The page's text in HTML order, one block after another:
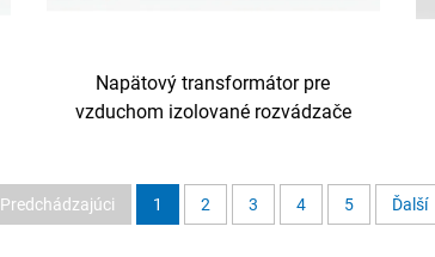
Napätový transformátor pre
vzduchom izolované rozvádzače
Predchádzajúci 1 2 3 4 5 Ďalší